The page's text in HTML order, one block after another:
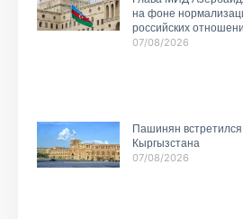
на фоне
российских
07/08/2026
Пашинян
Кыргызстана
07/08/2026